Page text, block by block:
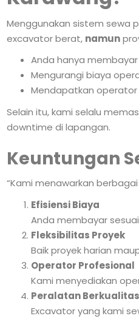
Menggunakan sistem sewa
excavator berat, namun
Anda hanya
Mengurangi biaya
Mendapatkan operator
Selain itu, kami selalu
downtime di lapangan.
Keuntungan
“Kami menawarkan
Efisiensi Biaya
Anda membayar
Fleksibilitas Proyek
Baik proyek harian
Operator Profesional
Kami menyediakan
Peralatan Berkualitas
Excavator yang kami